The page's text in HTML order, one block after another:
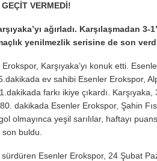
VERMEDİ!
ağırladı. Karşılaşmadan 3-
yenilmezlik serisine de son
Karşıyaka’yı konuk etti.
ev sahibi Esenler Erokspor,
farkı ikiye çıkardı.
dakikada Esenler Erokspor, Şahin
olmayınca yeşil sarılılar, haftayı
buldu.
Esenler Erokspor, 24 Şubat